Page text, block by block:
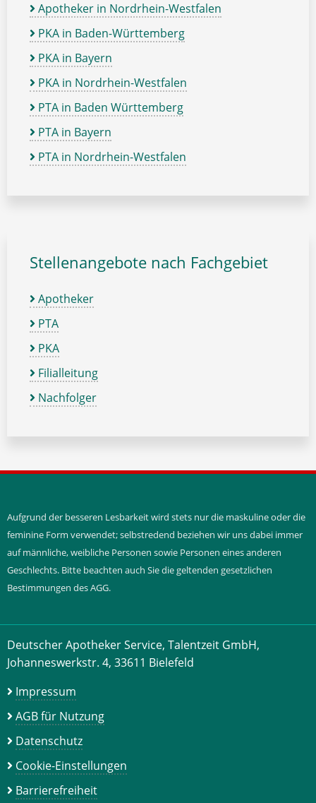
Apotheker in Nordrhein-Westfalen
PKA in Baden-Württemberg
PKA in Bayern
PKA in Nordrhein-Westfalen
PTA in Baden Württemberg
PTA in Bayern
PTA in Nordrhein-Westfalen
Stellenangebote nach Fachgebiet
Apotheker
PTA
PKA
Filialleitung
Nachfolger
Aufgrund der besseren Lesbarkeit wird stets nur die maskuline oder die
feminine Form verwendet; selbstredend beziehen wir uns dabei immer
auf männliche, weibliche Personen sowie Personen eines anderen
Geschlechts. Bitte beachten auch Sie die geltenden gesetzlichen
Bestimmungen des AGG.
Deutscher Apotheker Service, Talentzeit GmbH,
Johanneswerkstr. 4, 33611 Bielefeld
Impressum
AGB für Nutzung
Datenschutz
Cookie-Einstellungen
Barrierefreiheit